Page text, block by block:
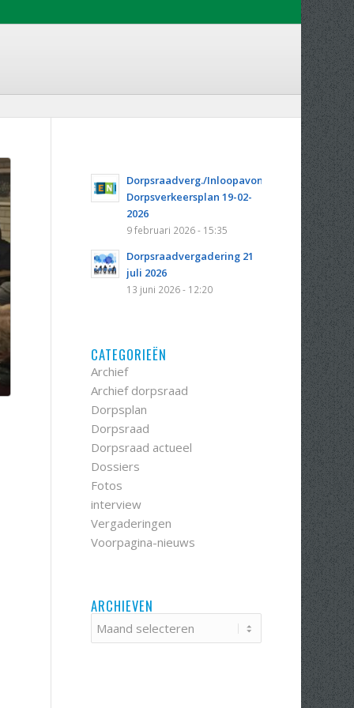
Dorpsraadverg./Inloopavond
Dorpsverkeersplan 19-02-
2026
9 februari 2026 - 15:35
Dorpsraadvergadering 21
juli 2026
13 juni 2026 - 12:20
CATEGORIEËN
Archief
Archief dorpsraad
Dorpsplan
Dorpsraad
Dorpsraad actueel
Dossiers
Fotos
interview
Vergaderingen
Voorpagina-nieuws
ARCHIEVEN